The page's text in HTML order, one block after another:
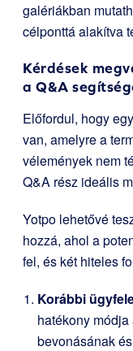
galériákban
célponttá alakítva
Kérdések
a Q&A
Előfordul, hogy
van, amelyre a
vélemények nem
Q&A rész ideális
Yotpo lehetővé
hozzá, ahol a
fel, és két hiteles
Korábbi
hatékony
bevonásának